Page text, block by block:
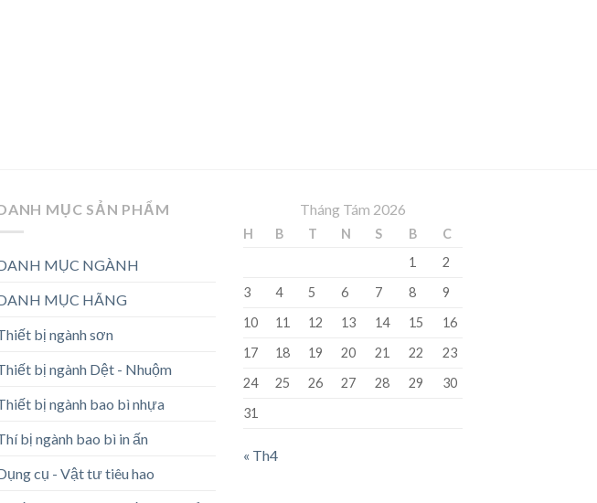
MỤC SẢN PHẨM
MỤC NGÀNH
MỤC HÃNG
bị ngành sơn
bị ngành Dệt - Nhuộm
bị ngành bao bì nhựa
bị ngành bao bì in ấn
cụ - Vật tư tiêu hao
Tháng Tám 2026
H B T N S B
C
1
2
3
4 5 6 7 8
9
10
11 12 13 14 15
16
17
18 19 20 21 22
23
24
25 26 27 28 29
30
31
« Th4